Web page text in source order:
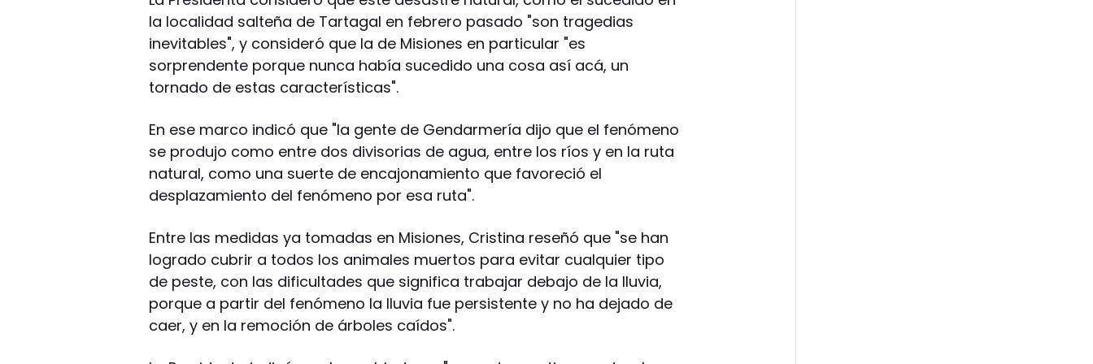
la localidad salteña de Tartagal en febrero pasado "son tragedias
inevitables", y consideró que la de Misiones en particular "es
sorprendente porque nunca había sucedido una cosa así acá, un
tornado de estas características".
En ese marco indicó que "la gente de Gendarmería dijo que el fenómeno
se produjo como entre dos divisorias de agua, entre los ríos y en la ruta
natural, como una suerte de encajonamiento que favoreció el
desplazamiento del fenómeno por esa ruta".
Entre las medidas ya tomadas en Misiones, Cristina reseñó que "se han
logrado cubrir a todos los animales muertos para evitar cualquier tipo
de peste, con las dificultades que significa trabajar debajo de la lluvia,
porque a partir del fenómeno la lluvia fue persistente y no ha dejado de
caer, y en la remoción de árboles caídos".